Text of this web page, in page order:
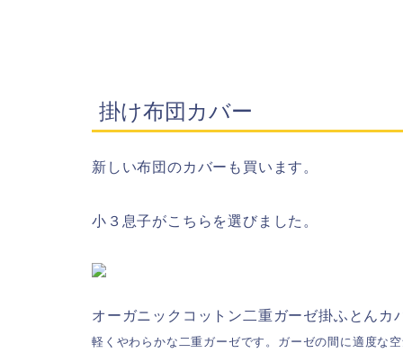
掛け布団カバー
新しい布団のカバーも買います。
小３息子がこちらを選びました。
オーガニックコットン二重ガーゼ掛ふとんカ
軽くやわらかな二重ガーゼです。ガーゼの間に適度な